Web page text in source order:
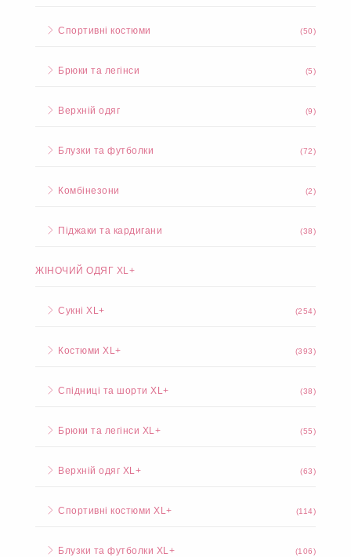
Спортивні костюми (50)
Брюки та легінси (5)
Верхній одяг (9)
Блузки та футболки (72)
Комбінезони (2)
Піджаки та кардигани (38)
ЖІНОЧИЙ ОДЯГ XL+
Сукні XL+ (254)
Костюми XL+ (393)
Спідниці та шорти XL+ (38)
Брюки та легінси XL+ (55)
Верхній одяг XL+ (63)
Спортивні костюми XL+ (114)
Блузки та футболки XL+ (106)